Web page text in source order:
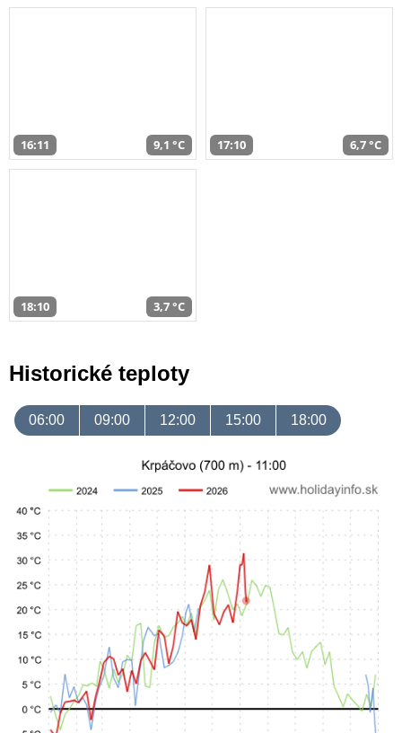
16:11 9,1 °C 17:10 6,7 °C
18:10 3,7 °C
Historické teploty
06:00 09:00 12:00 15:00 18:00